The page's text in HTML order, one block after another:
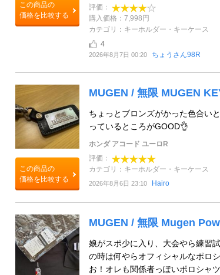
この商品の
価格を比較する
評価：
購入価格：7,998円
カテゴリ：キーホルダー・キーケース
4
2026年8月7日 00:20 ちょうさん98R
この商品の
価格を比較する
MUGEN / 無限 MUGEN
ちょっとブロンズがかった色合い
っているところがGOOD👌
ホンダ アコード ユーロR
評価：
カテゴリ：キーホルダー・キーケース
2026年8月6日 23:10 Hairo
MUGEN / 無限 Mugen
娘がスポ少に入り、大会やら練習
の時は何やらオフィシャルなポロ
お！オレも関係者っぽいポロシャ